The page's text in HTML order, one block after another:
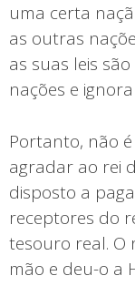
uma certa
as outras
as suas leis
nações e
Portanto, não
agradar ao rei
disposto a
receptores do
tesouro real. O
mão e deu-o a